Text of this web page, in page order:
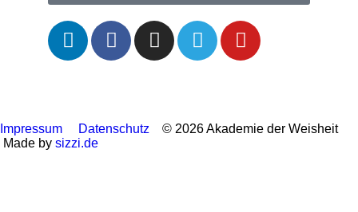
Impressum Datenschutz © 2026 Akademie der Weisheit
Made by sizzi.de